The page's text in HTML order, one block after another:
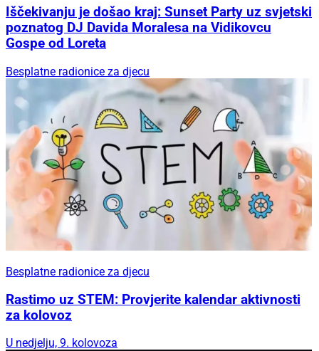
Iščekivanju je došao kraj: Sunset Party uz svjetski
poznatog DJ Davida Moralesa na Vidikovcu
Gospe od Loreta
Besplatne radionice za djecu
Besplatne radionice za djecu
Rastimo uz STEM: Provjerite kalendar aktivnosti
za kolovoz
U nedjelju, 9. kolovoza